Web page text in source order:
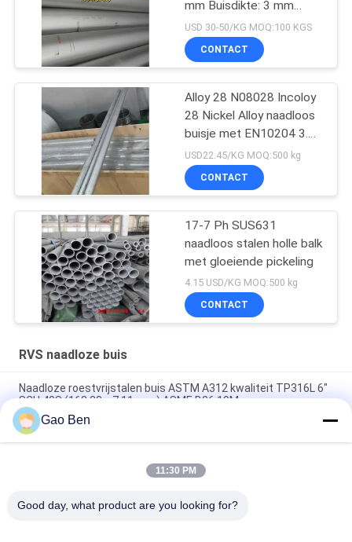
mm Buisdikte: 3 mm
Lengte 6M
USD 30-50/KG MOQ:100 KGS
CONTACT
Alloy 28 N08028 Incoloy
28 Nickel Alloy naadloos
buisje met EN10204 3.1
certificaat
USD22.45/KG MOQ:500 kg
CONTACT
17-7 Ph SUS631
naadloos stalen holle balk
met gloeiende pickeling
4.15 USD/KG MOQ:500 kg
CONTACT
RVS naadloze buis
Naadloze roestvrijstalen buis ASTM A312 kwaliteit TP316L 6"
SCH 40S (168,28 × 7,11 mm) ASME B36.19M
N10276 HastelloyC-276 buis Astm 494 Hastelloy C-276
naadloos buis Hastelloy C-276 legering buis
431 roestvrijstalen buis, koudgetrokken DIN1.4057 SUS431
Gao Ben
11:30 PM
Good day, what product are you looking for?